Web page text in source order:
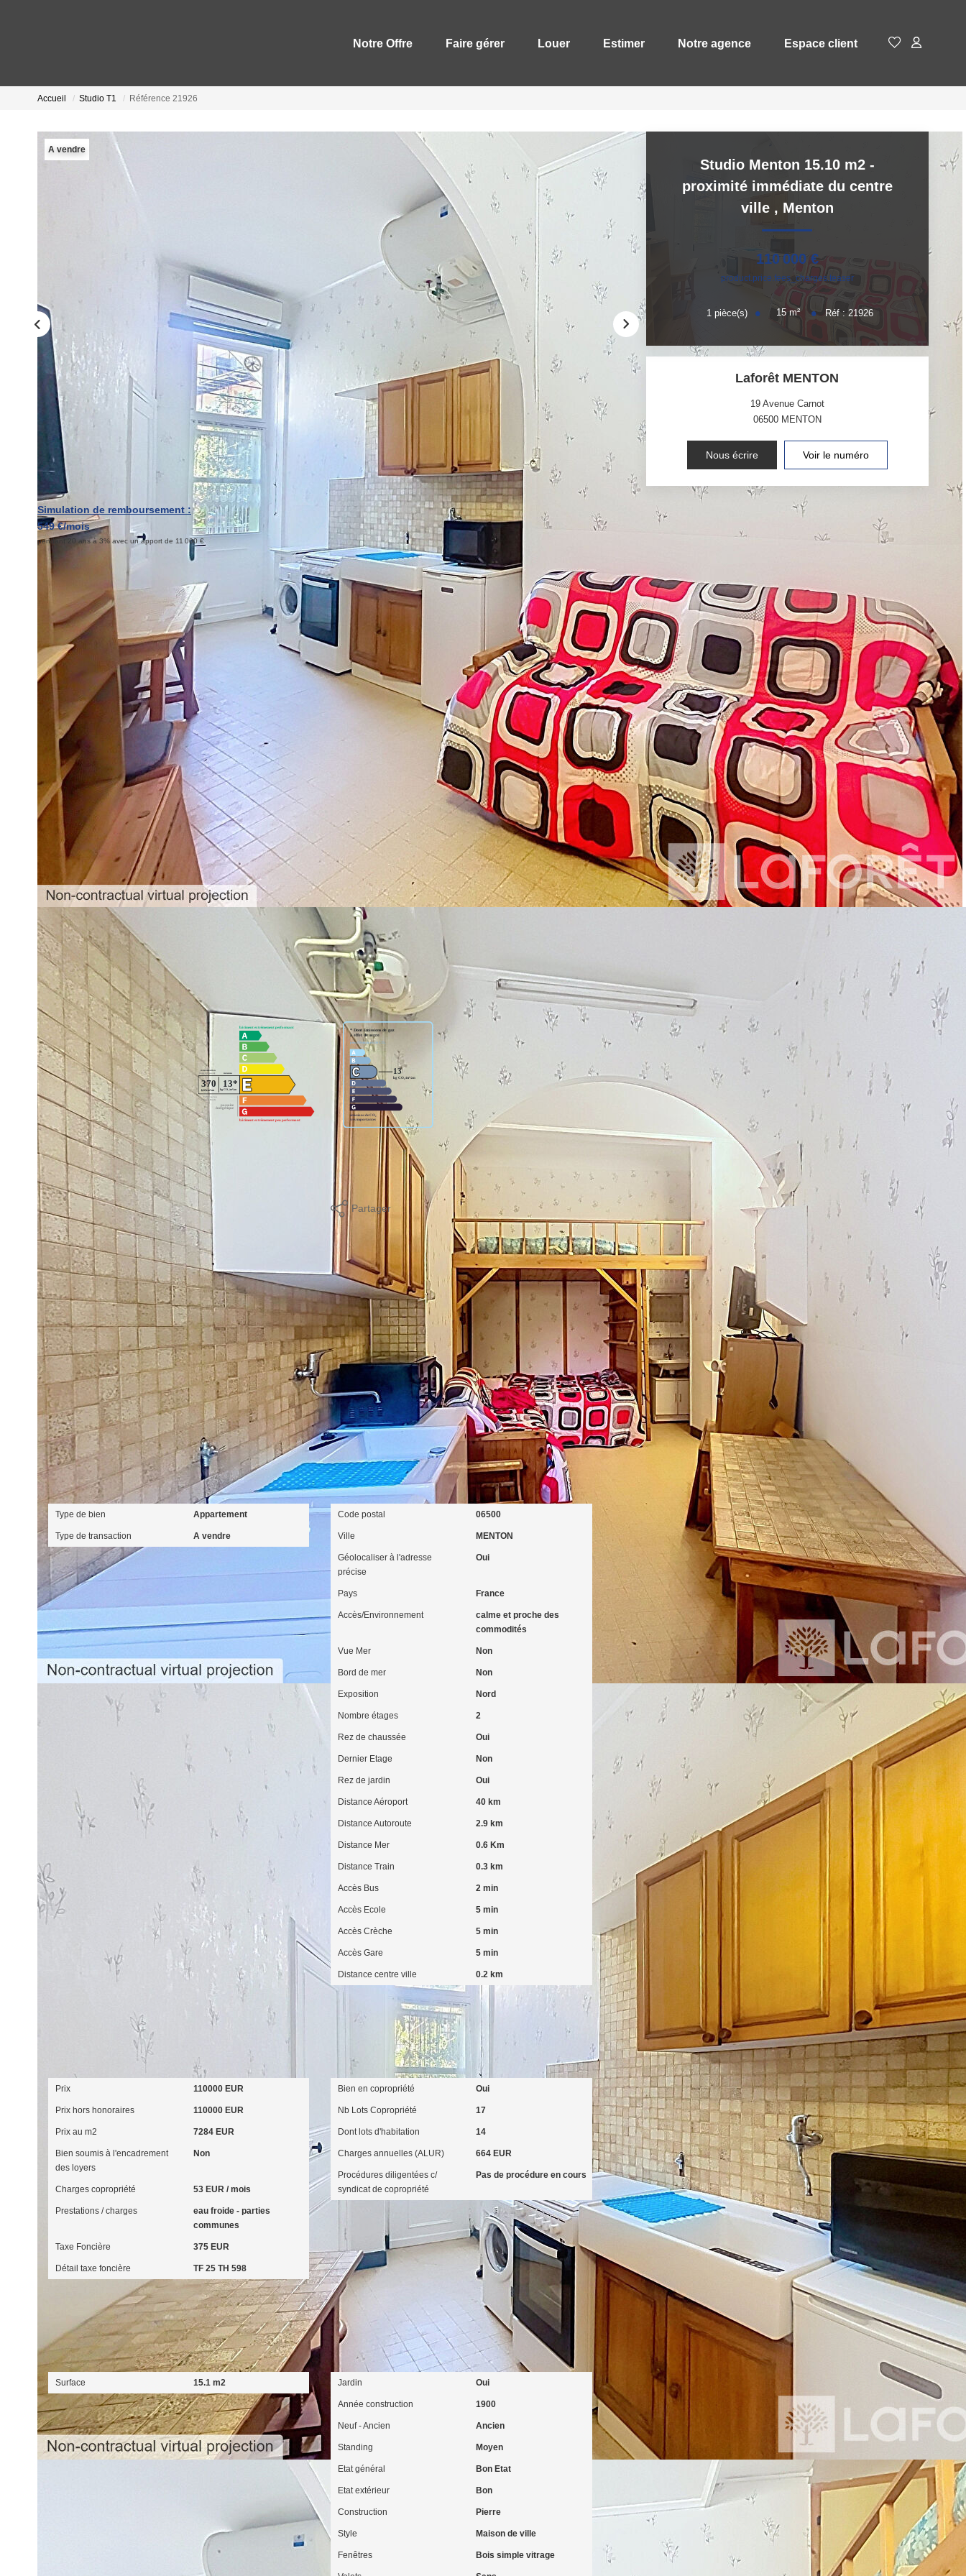
Notre Offre Faire gérer Louer Estimer Notre agence Espace client
Accueil Studio T1 Référence 21926
A vendre
Simulation de remboursement :
549 €/mois
pendant 20 ans à 3% avec un apport de 11 000 €
Description
Réf : 21926
Votre agence Laforêt Menton vous propose en exclusivité ce studio situé dans un environnement calme, à proximité
immédiate des commerces, des transports et du centre-ville.
D'une superficie de 15,10 m², ce bien offre un beau potentiel d'aménagement. Il se compose d'une pièce de vie avec coin
cuisine, d'un espace nuit en mezzanine, d'une salle d'eau et d'un petit balcon.
Une particularité de ce bien réside dans ses WC privatifs, accessibles directement depuis le balcon. Bien qu'ils soient à
usage exclusif de l'appartement, ils sont situés à l'extérieur de celui-ci.
Une cave d'environ 13 m² complète ce bien, idéale pour le stockage ou un atelier.
L'avis Laforêt : grâce à son emplacement pratique, son environnement calme et son fort potentiel, ce bien constitue une
excellente opportunité pour créer un pied-à-terre à Menton, idéal pour profiter de la Côte d'Azur tout au long de l'année. Il
conviendra également aux investisseurs ou aux acquéreurs souhaitant réaliser un projet à petit budget.
Votre Agence Laforêt vous accueille téléphoniquement du lundi au samedi de 8h00 à 19h00 sans interruption.
www.laforet.com/menton
**Honoraires à la charge du vendeur
Diagnostics énergétiques
Montant estimé des dépenses annuelles d'énergie pour un usage standard entre 580€ et 840€. indexées aux années 2021,2022
et 2023 (abonnement compris).
Imprimer Partager Calculer mon budget
Nos honoraires
Ce bien est soumis à un diagnostic ERP (État des Risques et Pollutions). Pour en savoir plus, rendez-vous sur
https://www.georisques.gouv.fr/
Caractéristiques détaillées
Général
Type de bien Appartement
Type de transaction A vendre
Localisation
Code postal 06500
Ville MENTON
Géolocaliser à l'adresse
précise
Oui
Pays France
Accès/Environnement
calme et proche des
commodités
Vue Mer Non
Bord de mer Non
Exposition Nord
Nombre étages 2
Rez de chaussée Oui
Dernier Etage Non
Rez de jardin Oui
Distance Aéroport 40 km
Distance Autoroute 2.9 km
Distance Mer 0.6 Km
Distance Train 0.3 km
Accès Bus 2 min
Accès Ecole 5 min
Accès Crèche 5 min
Accès Gare 5 min
Distance centre ville 0.2 km
Aspects financiers
Prix 110000 EUR
Prix hors honoraires 110000 EUR
Prix au m2 7284 EUR
Bien soumis à l'encadrement
des loyers
Non
Charges copropriété 53 EUR / mois
Prestations / charges
eau froide - parties
communes
Taxe Foncière 375 EUR
Détail taxe foncière TF 25 TH 598
Copropriété
Bien en copropriété Oui
Nb Lots Copropriété 17
Dont lots d'habitation 14
Charges annuelles (ALUR) 664 EUR
Procédures diligentées c/
syndicat de copropriété
Pas de procédure en cours
Surfaces
Surface 15.1 m2
Extérieur
Jardin Oui
Année construction 1900
Neuf - Ancien Ancien
Standing Moyen
Etat général Bon Etat
Etat extérieur Bon
Construction Pierre
Style Maison de ville
Fenêtres Bois simple vitrage
Studio Menton 15.10 m2 -
proximité immédiate du centre
ville , Menton
110 000 €
product.price.fees_charges.teaser
1pièce(s) 15m² Réf : 21926
Laforêt MENTON
19 Avenue Carnot
06500 MENTON
Nous écrire Voir le numéro